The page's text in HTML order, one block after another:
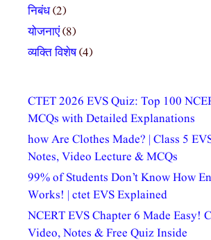
निबंध(2)
योजनाएं(8)
व्यक्ति विशेष(4)
CTET 2026 EVS Quiz: Top 100
MCQs with Detailed Explanations
how Are Clothes Made? | Class 5
Notes, Video Lecture & MCQs
99% of Students Don’t Know How
Works! | ctet EVS Explained
NCERT EVS Chapter 6 Made Easy!
Video, Notes & Free Quiz Inside